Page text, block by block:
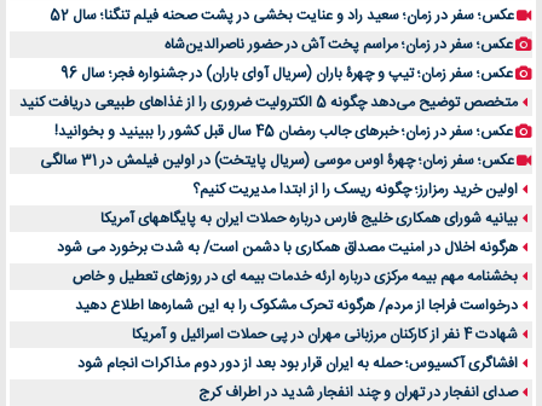
عکس؛ سفر در زمان؛ سعید راد و عنایت بخشی در پشت صحنه فیلم تنگنا؛ سال 52
عکس؛ سفر در زمان؛ مراسم پخت آش در حضور ناصرالدین‌شاه
عکس؛ سفر زمان؛ تیپ و چهرۀ باران (سریال آوای باران) در جشنواره فجر؛ سال 96
متخصص توضیح می‌دهد چگونه 5 الکترولیت ضروری را از غذاهای طبیعی دریافت کنید
عکس؛ سفر در زمان؛ خبرهای جالب رمضان 45 سال قبل کشور را ببینید و بخوانید!
عکس؛ سفر زمان؛ چهرۀ اوس موسی (سریال پایتخت) در اولین فیلمش در 31 سالگی
اولین خرید رمزارز؛ چگونه ریسک را از ابتدا مدیریت کنیم؟
بیانیه شورای همکاری خلیج فارس درباره حملات ایران به پایگاههای آمریکا
هرگونه اخلال در امنیت مصداق همکاری با دشمن است/ به شدت برخورد می شود
بخشنامه مهم بیمه مرکزی درباره ارئه خدمات بیمه ای در روزهای تعطیل و خاص
درخواست فراجا از مردم/ هرگونه تحرک مشکوک را به این شماره‌ها اطلاع دهید
شهادت 4 نفر از کارکنان مرزبانی مهران در پی حملات اسرائیل و آمریکا
افشاگری آکسیوس؛ حمله به ایران قرار بود بعد از دور دوم مذاکرات انجام شود
صدای انفجار در تهران و چند انفجار شدید در اطراف کرج